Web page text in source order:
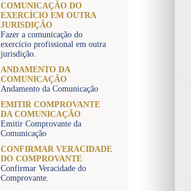
COMUNICAÇÃO DO
EXERCÍCIO EM OUTRA
JURISDIÇÃO
Fazer a comunicação do
exercício profissional em outra
jurisdição.
ANDAMENTO DA
COMUNICAÇÃO
Andamento da Comunicação
EMITIR COMPROVANTE
DA COMUNICAÇÃO
Emitir Comprovante da
Comunicação
CONFIRMAR VERACIDADE
DO COMPROVANTE
Confirmar Veracidade do
Comprovante.